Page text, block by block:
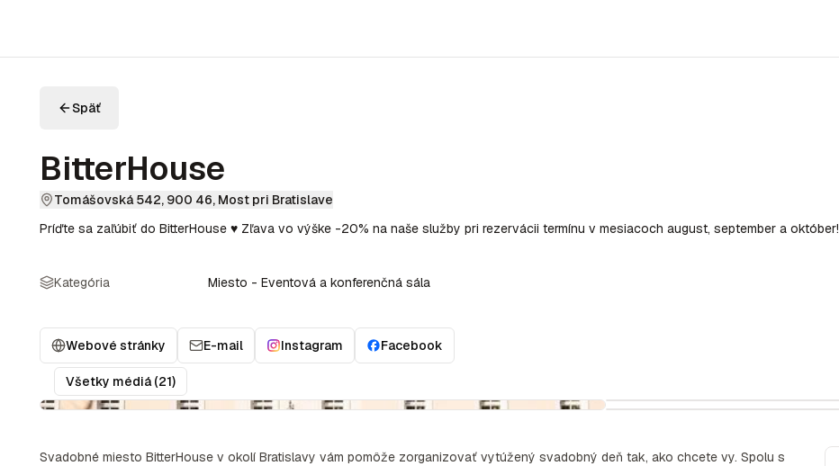
Späť
BitterHouse
Tomášovská 542, 900 46, Most pri Bratislave
Príďte sa zaľúbiť do BitterHouse ♥ Zľava vo výške -20% na naše služby pri rezervácii termínu v mesiacoch august, september a október!
Kategória Miesto - Eventová a konferenčná sála
Webové stránky E-mail Instagram Facebook
Všetky médiá (21)
Svadobné miesto BitterHouse v okolí Bratislavy vám pomôže zorganizovať vytúžený svadobný deň tak, ako chcete vy. Spolu s